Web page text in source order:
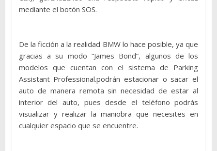
mediante el botón SOS.
De la ficción a la realidad BMW lo hace posible, ya que
gracias a su modo “James Bond”, algunos de los
modelos que cuentan con el sistema de Parking
Assistant Professional.podrán estacionar o sacar el
auto de manera remota sin necesidad de estar al
interior del auto, pues desde el teléfono podrás
visualizar y realizar la maniobra que necesites en
cualquier espacio que se encuentre.